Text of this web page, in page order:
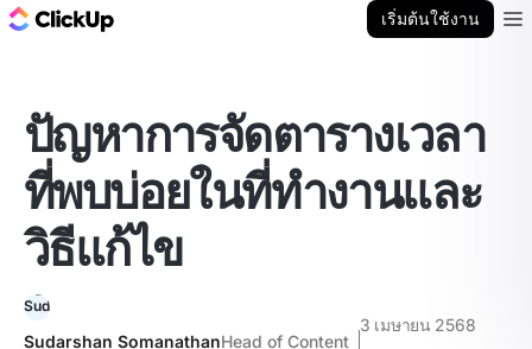
เริ่มต้นใช้งาน
ปัญหาการจัดตารางเวลา
ที่พบบ่อยในที่ทำงานและ
วิธีแก้ไข
Sudarshan SomanathanHead of Content
3 เมษายน 2568